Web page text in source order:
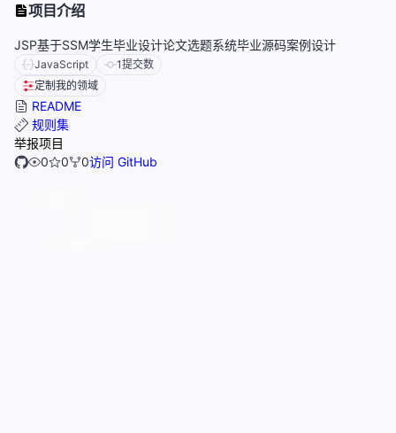
项目介绍
JSP基于SSM学生毕业设计论文选题系统毕业源码案例设计
JavaScript 1提交数
定制我的领域
README
规则集
举报项目
0
0 0访问 GitHub